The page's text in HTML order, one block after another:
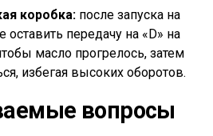
коробка:после запуска на
оставить передачу на «D» на
масло прогрелось, затем
избегая высоких оборотов.
вопросы